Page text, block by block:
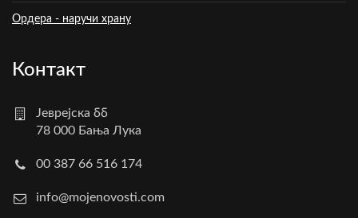
Ордера - наручи храну
Контакт
Јеврејска бб
78 000 Бања Лука
00 387 66 516 174
info@mojenovosti.com